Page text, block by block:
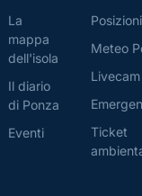
La
mappa
dell'isola
Il diario
di Ponza
Eventi
Meteo
Livecam
Ticket